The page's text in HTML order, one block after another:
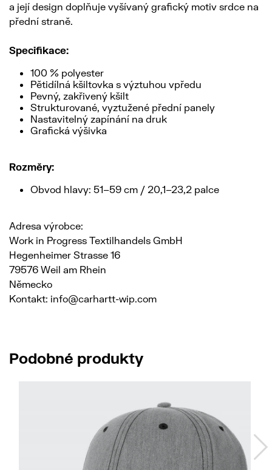
a její design doplňuje vyšívaný grafický motiv srdce na
přední straně.
Specifikace:
100 % polyester
Pětidílná kšiltovka s výztuhou vpředu
Pevný, zakřivený kšilt
Strukturované, vyztužené přední panely
Nastavitelný zapínání na druk
Grafická výšivka
Rozměry:
Obvod hlavy: 51–59 cm / 20,1–23,2 palce
Adresa výrobce:
Work in Progress Textilhandels GmbH
Hegenheimer Strasse 16
79576 Weil am Rhein
Německo
Kontakt: info@carhartt-wip.com
Podobné produkty